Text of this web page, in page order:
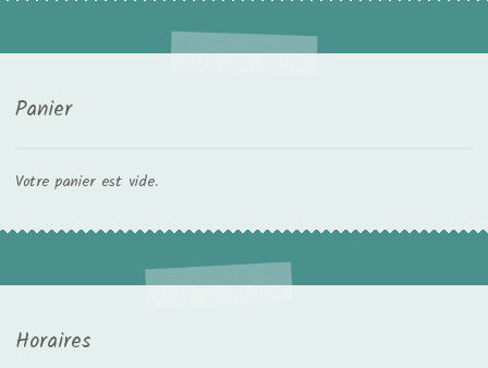
Panier
Votre panier est vide.
Horaires